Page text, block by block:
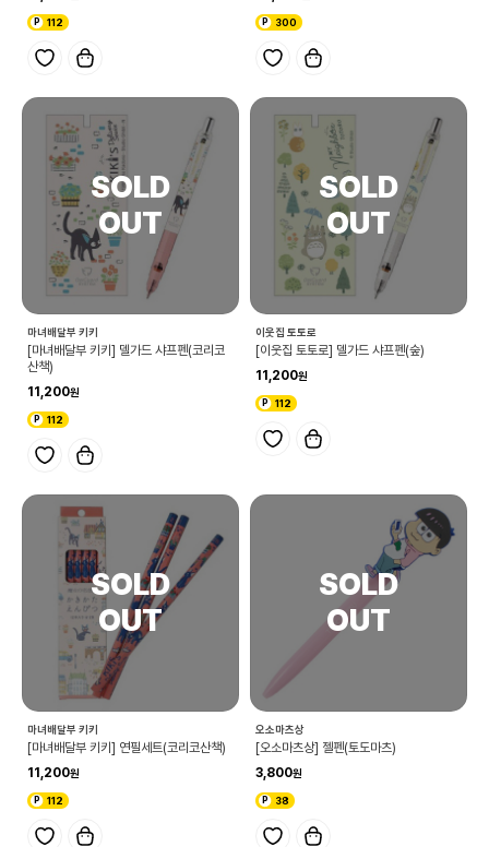
112 300
마녀배달부 키키
[마녀배달부 키키] 델가드 샤프펜(코리코
산책)
11,200
112
이웃집 토토로
[이웃집 토토로] 델가드 샤프펜(숲)
11,200
112
마녀배달부 키키
[마녀배달부 키키] 연필세트(코리코산책)
11,200
112
오소마츠상
[오소마츠상] 젤펜(토도마츠)
3,800
38